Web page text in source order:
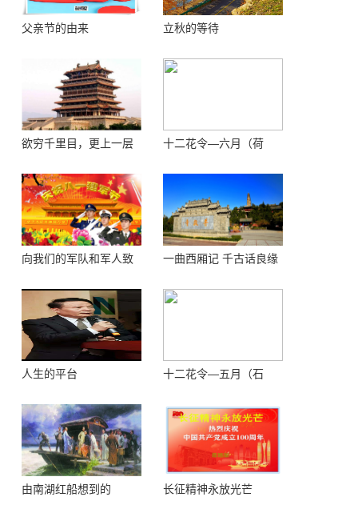
父亲节的由来 立秋的等待
欲穷千里目，更上一层
十二花令—六月（荷
向我们的军队和军人致
一曲西厢记 千古话良缘
人生的平台
十二花令—五月（石
由南湖红船想到的 长征精神永放光芒